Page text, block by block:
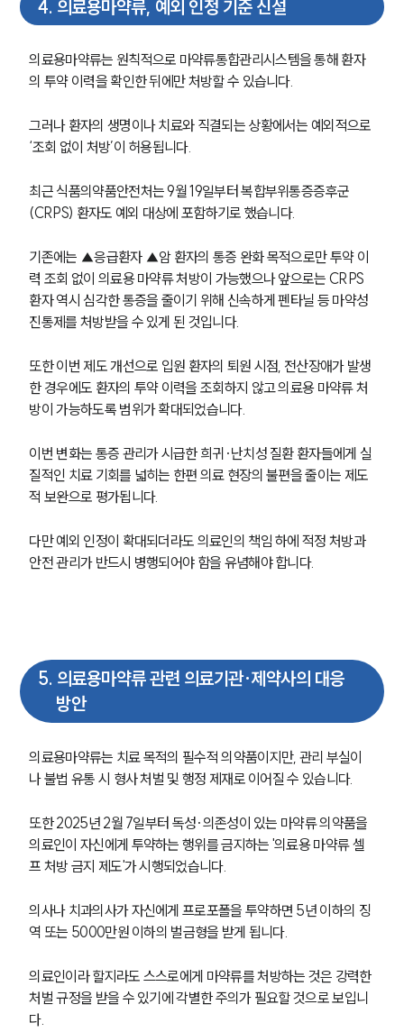
그룹소개
그룹소개
대륜의 강점
기업 의뢰인
오시는 길
글로벌 파트너 로펌
통합검색
AI대륜
4. 의료용마약류, 예외 인정 기준 신설
의료용마약류는 원칙적으로 마약류통합관리시스템을 통해 환자
의 투약 이력을 확인한 뒤에만 처방할 수 있습니다.
그러나 환자의 생명이나 치료와 직결되는 상황에서는 예외적으로
‘조회 없이 처방’이 허용됩니다.
최근 식품의약품안전처는 9월 19일부터 복합부위통증증후군
(CRPS) 환자도 예외 대상에 포함하기로 했습니다.
기존에는 ▲응급환자 ▲암 환자의 통증 완화 목적으로만 투약 이
력 조회 없이 의료용 마약류 처방이 가능했으나 앞으로는 CRPS
환자 역시 심각한 통증을 줄이기 위해 신속하게 펜타닐 등 마약성
진통제를 처방받을 수 있게 된 것입니다.
또한 이번 제도 개선으로 입원 환자의 퇴원 시점, 전산장애가 발생
한 경우에도 환자의 투약 이력을 조회하지 않고 의료용 마약류 처
방이 가능하도록 범위가 확대되었습니다.
이번 변화는 통증 관리가 시급한 희귀·난치성 질환 환자들에게 실
질적인 치료 기회를 넓히는 한편 의료 현장의 불편을 줄이는 제도
적 보완으로 평가됩니다.
다만 예외 인정이 확대되더라도 의료인의 책임 하에 적정 처방과
안전 관리가 반드시 병행되어야 함을 유념해야 합니다.
5. 의료용마약류 관련 의료기관·제약사의 대응
방안
의료용마약류는 치료 목적의 필수적 의약품이지만, 관리 부실이
나 불법 유통 시 형사 처벌 및 행정 제재로 이어질 수 있습니다.
또한 2025년 2월 7일부터 독성·의존성이 있는 마약류 의약품을
의료인이 자신에게 투약하는 행위를 금지하는 '의료용 마약류 셀
프 처방 금지 제도'가 시행되었습니다.
의사나 치과의사가 자신에게 프로포폴을 투약하면 5년 이하의 징
역 또는 5000만원 이하의 벌금형을 받게 됩니다.
의료인이라 할지라도 스스로에게 마약류를 처방하는 것은 강력한
처벌 규정을 받을 수 있기에 각별한 주의가 필요할 것으로 보입니
다.